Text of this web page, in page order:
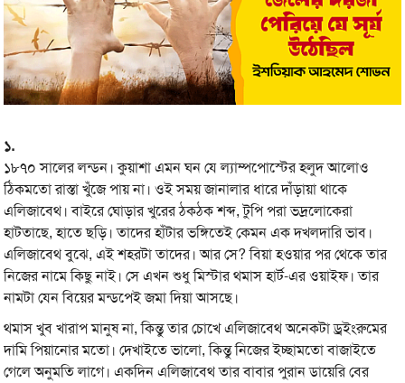
১.
১৮৭০ সালের লন্ডন। কুয়াশা এমন ঘন যে ল্যাম্পপোস্টের হলুদ আলোও
ঠিকমতো রাস্তা খুঁজে পায় না। ওই সময় জানালার ধারে দাঁড়ায়া থাকে
এলিজাবেথ। বাইরে ঘোড়ার খুরের ঠকঠক শব্দ, টুপি পরা ভদ্রলোকেরা
হাটতাছে, হাতে ছড়ি। তাদের হাঁটার ভঙ্গিতেই কেমন এক দখলদারি ভাব।
এলিজাবেথ বুঝে, এই শহরটা তাদের। আর সে? বিয়া হওয়ার পর থেকে তার
নিজের নামে কিছু নাই। সে এখন শুধু মিস্টার থমাস হার্ট-এর ওয়াইফ। তার
নামটা যেন বিয়ের মন্ডপেই জমা দিয়া আসছে।
থমাস খুব খারাপ মানুষ না, কিন্তু তার চোখে এলিজাবেথ অনেকটা ড্রইংরুমের
দামি পিয়ানোর মতো। দেখাইতে ভালো, কিন্তু নিজের ইচ্ছামতো বাজাইতে
গেলে অনুমতি লাগে। একদিন এলিজাবেথ তার বাবার পুরান ডায়েরি বের